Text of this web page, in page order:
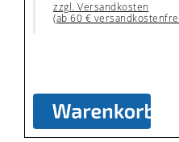
zzgl. Versandkosten
(ab 60 €